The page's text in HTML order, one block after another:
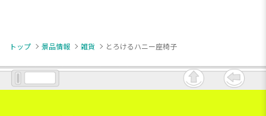
トップ 景品情報 雑貨 とろけるハニー座椅子